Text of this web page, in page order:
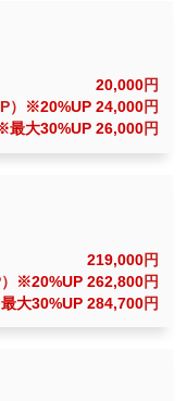
20,000円
※20%UP 24,000円
最大30%UP 26,000円
219,000円
※20%UP 262,800円
大30%UP 284,700円